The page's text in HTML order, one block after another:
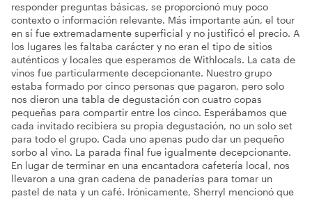
responder preguntas básicas, se proporcionó muy poco
contexto o información relevante. Más importante aún, el tour
en sí fue extremadamente superficial y no justificó el precio. A
los lugares les faltaba carácter y no eran el tipo de sitios
auténticos y locales que esperamos de Withlocals. La cata de
vinos fue particularmente decepcionante. Nuestro grupo
estaba formado por cinco personas que pagaron, pero solo
nos dieron una tabla de degustación con cuatro copas
pequeñas para compartir entre los cinco. Esperábamos que
cada invitado recibiera su propia degustación, no un solo set
para todo el grupo. Cada uno apenas pudo dar un pequeño
sorbo al vino. La parada final fue igualmente decepcionante.
En lugar de terminar en una encantadora cafetería local, nos
llevaron a una gran cadena de panaderías para tomar un
pastel de nata y un café. Irónicamente, Sherryl mencionó que